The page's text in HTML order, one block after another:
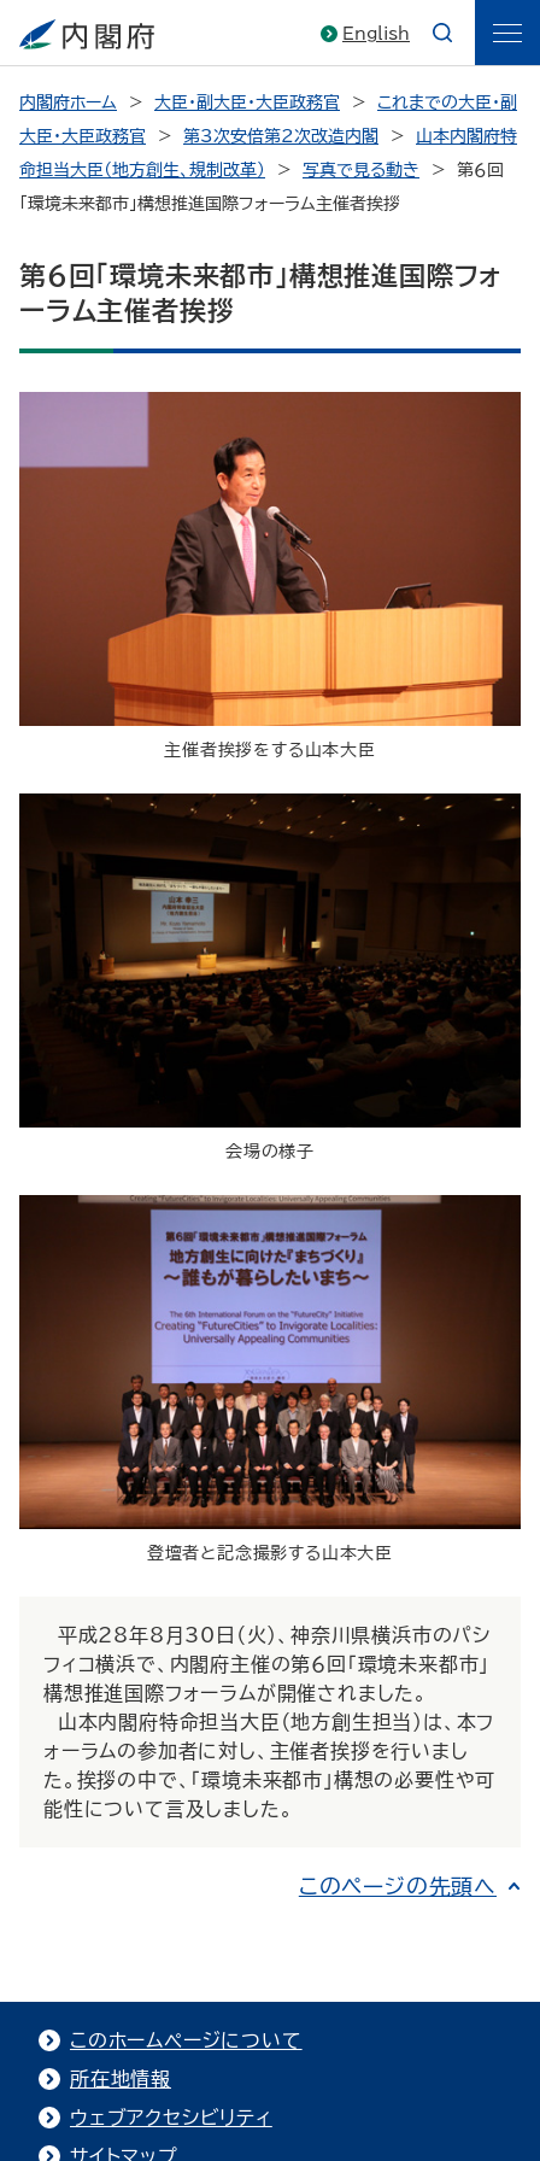
English
内閣府ホーム 大臣・副大臣・大臣政務官
これまでの大臣・副
大臣・大臣政務官
第3次安倍第2次改造内閣
山本内閣府特
命担当大臣（地方創生、規制改革）
写真で見る動き
第６回
「環境未来都市」構想推進国際フォーラム主催者挨拶
第６回「環境未来都市」構想推進国際フォ
ーラム主催者挨拶
主催者挨拶をする山本大臣
会場の様子
登壇者と記念撮影する山本大臣
平成28年8月30日（火）、神奈川県横浜市のパシ
フィコ横浜で、内閣府主催の第６回「環境未来都市」
構想推進国際フォーラムが開催されました。
山本内閣府特命担当大臣（地方創生担当）は、本フ
ォーラムの参加者に対し、主催者挨拶を行いまし
た。挨拶の中で、「環境未来都市」構想の必要性や可
能性について言及しました。
このページの先頭へ
このホームページについて
所在地情報
ウェブアクセシビリティ
サイトマップ